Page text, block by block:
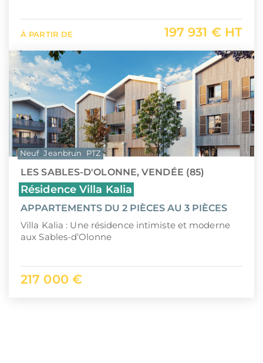
À PARTIR DE 197 931 € HT
LES SABLES-D'OLONNE, VENDÉE (85)
Résidence Villa Kalia
APPARTEMENTS DU 2 PIÈCES AU 3 PIÈCES
Villa Kalia : Une résidence intimiste et moderne
aux Sables-d’Olonne
217 000 €
Neuf Jeanbrun PTZ